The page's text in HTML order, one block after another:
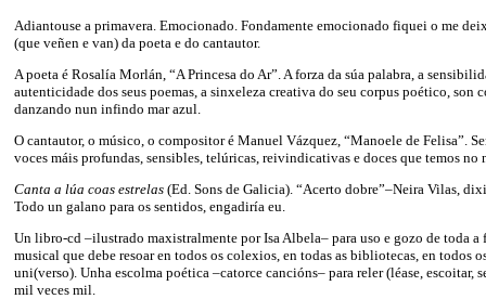
Adiantouse a primavera. Emocionado. Fondamente emocionado fiquei o me
(que veñen e van) da poeta e do cantautor.
A poeta é Rosalía Morlán, “A Princesa do Ar”. A forza da súa palabra, a
autenticidade dos seus poemas, a sinxeleza creativa do seu corpus poético, son
danzando nun infindo mar azul.
O cantautor, o músico, o compositor é Manuel Vázquez, “Manoele de Felisa”.
voces máis profundas, sensibles, telúricas, reivindicativas e doces que temos no
Canta a lúa coas estrelas (Ed. Sons de Galicia). “Acerto dobre”–Neira Vilas,
Todo un galano para os sentidos, engadiría eu.
Un libro-cd –ilustrado maxistralmente por Isa Albela– para uso e gozo de toda
musical que debe resoar en todos os colexios, en todas as bibliotecas, en todos
uni(verso). Unha escolma poética –catorce cancións– para reler (léase, escoitar,
mil veces mil.